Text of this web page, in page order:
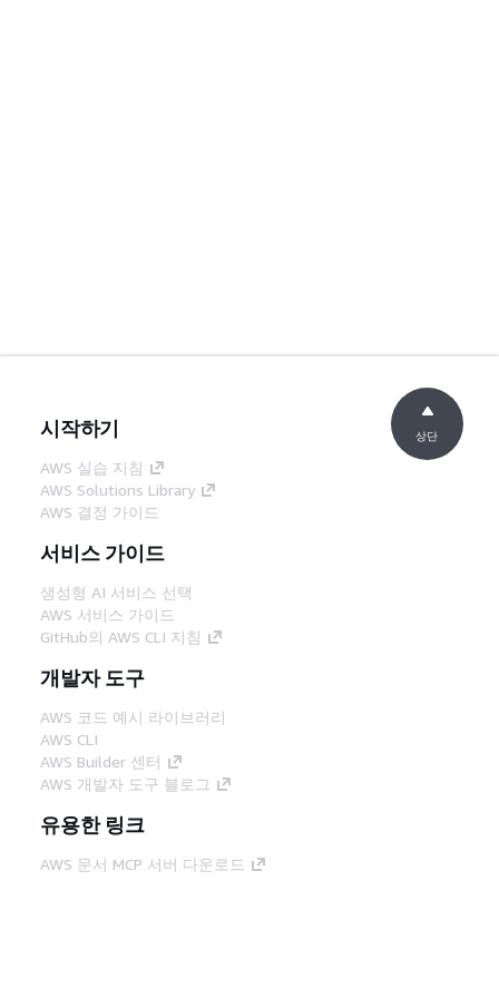
시작하기
AWS 실습 지침
AWS Solutions Library
AWS 결정 가이드
서비스 가이드
생성형 AI 서비스 선택
AWS 서비스 가이드
GitHub의 AWS CLI 지침
개발자 도구
AWS 코드 예시 라이브러리
AWS CLI
AWS Builder 센터
AWS 개발자 도구 블로그
유용한 링크
AWS 문서 MCP 서버 다운로드
상단